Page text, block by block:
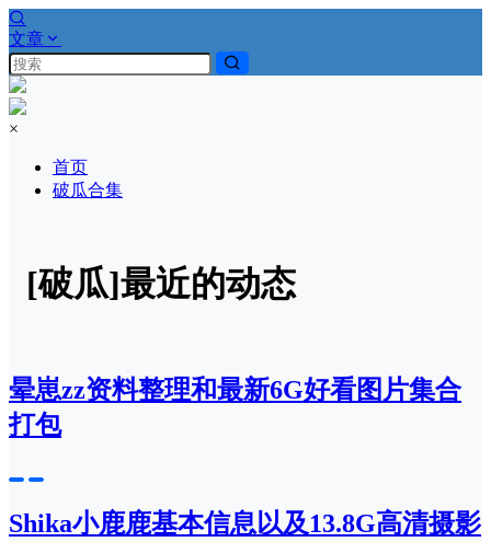
文章
×
首页
破瓜合集
[破瓜]最近的动态
晕崽zz资料整理和最新6G好看图片集合
打包
Shika小鹿鹿基本信息以及13.8G高清摄影